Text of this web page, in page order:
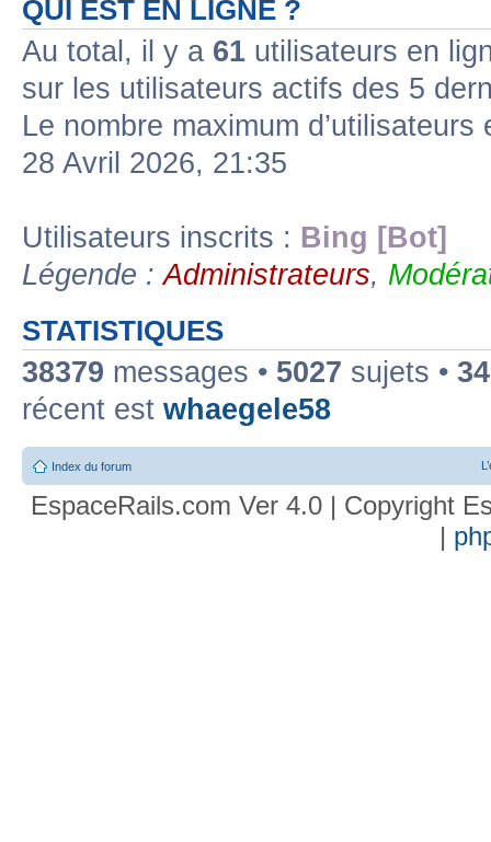
QUI EST EN LIGNE ?
Au total, il y a 61 utilisateurs en
sur les utilisateurs actifs des 5
Le nombre maximum
28 Avril 2026, 21:35
Utilisateurs inscrits : Bing [Bot]
Légende :Administrateurs,
STATISTIQUES
38379 messages • 5027 sujets •
récent est whaegele58
Index du forum
EspaceRails.com Ver 4.0 | Copyright
|